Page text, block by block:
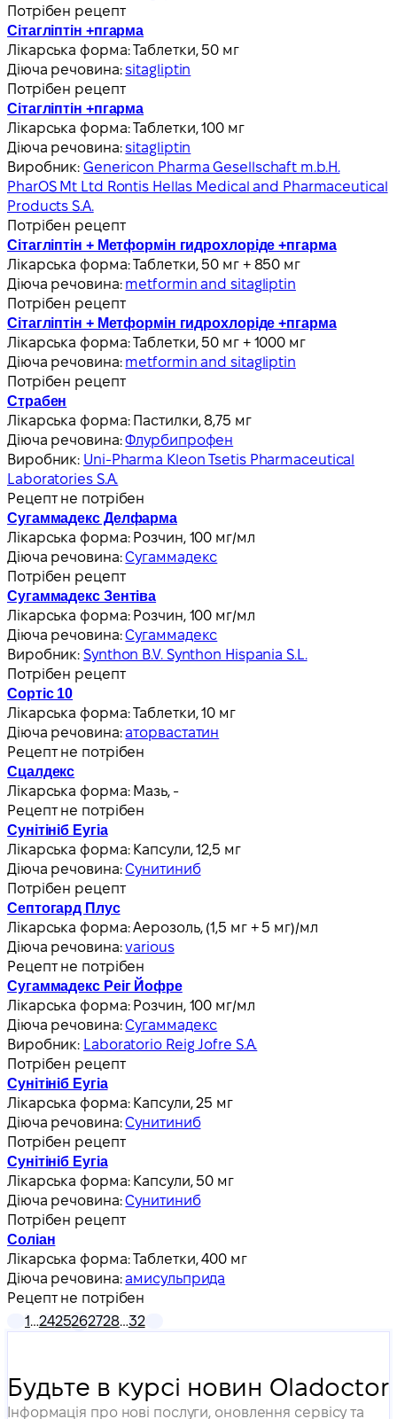
Потрібен рецепт
Сітагліптін +пгарма
Лікарська форма:Таблетки, 50 мг
Діюча речовина:sitagliptin
Потрібен рецепт
Сітагліптін +пгарма
Лікарська форма:Таблетки, 100 мг
Діюча речовина:sitagliptin
Виробник:Genericon Pharma Gesellschaft m.b.H.
PharOS Mt Ltd Rontis Hellas Medical and Pharmaceutical
Products S.A.
Потрібен рецепт
Сітагліптін + Метформін гидрохлоріде +пгарма
Лікарська форма:Таблетки, 50 мг + 850 мг
Діюча речовина: metformin and sitagliptin
Потрібен рецепт
Сітагліптін + Метформін гидрохлоріде +пгарма
Лікарська форма:Таблетки, 50 мг + 1000 мг
Діюча речовина: metformin and sitagliptin
Потрібен рецепт
Страбен
Лікарська форма: Пастилки, 8,75 мг
Діюча речовина:Флурбипрофен
Виробник: Uni-Pharma Kleon Tsetis Pharmaceutical
Laboratories S.A.
Рецепт не потрібен
Сугаммадекс Делфарма
Лікарська форма: Розчин, 100 мг/мл
Діюча речовина:Сугаммадекс
Потрібен рецепт
Сугаммадекс Зентіва
Лікарська форма: Розчин, 100 мг/мл
Діюча речовина:Сугаммадекс
Виробник:Synthon B.V. Synthon Hispania S.L.
Потрібен рецепт
Сортіс 10
Лікарська форма:Таблетки, 10 мг
Діюча речовина:аторвастатин
Рецепт не потрібен
Сцалдекс
Лікарська форма: Мазь, -
Рецепт не потрібен
Сунітініб Еугіа
Лікарська форма: Капсули, 12,5 мг
Діюча речовина:Сунитиниб
Потрібен рецепт
Септогард Плус
Лікарська форма:Аерозоль, (1,5 мг + 5 мг)/мл
Діюча речовина:various
Рецепт не потрібен
Сугаммадекс Реіг Йофре
Лікарська форма: Розчин, 100 мг/мл
Діюча речовина:Сугаммадекс
Виробник: Laboratorio Reig Jofre S.A.
Потрібен рецепт
Сунітініб Еугіа
Лікарська форма: Капсули, 25 мг
Діюча речовина:Сунитиниб
Потрібен рецепт
Сунітініб Еугіа
Лікарська форма: Капсули, 50 мг
Діюча речовина:Сунитиниб
Потрібен рецепт
Соліан
Лікарська форма:Таблетки, 400 мг
Діюча речовина:амисульприда
Рецепт не потрібен
1…2425262728…32
Будьте в курсі новин Oladoctor
Інформація про нові послуги, оновлення сервісу та